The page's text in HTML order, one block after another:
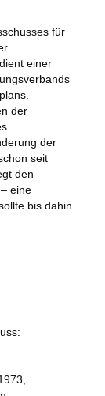
für
einer
der
der
seit
den
eine
bis dahin